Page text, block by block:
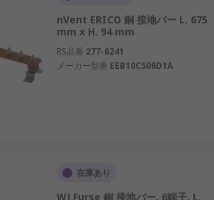
nVent ERICO 銅 接地バー L. 675
mm x H. 94 mm
RS品番 277-6241
メーカー型番 EEB10C506D1A
在庫あり
WJ Furse 銅 接地バー, 6端子, L.